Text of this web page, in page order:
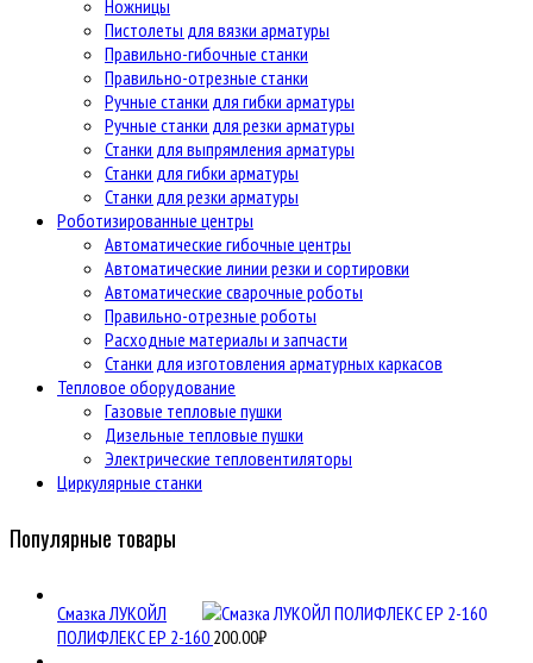
Ножницы
Пистолеты для вязки арматуры
Правильно-гибочные станки
Правильно-отрезные станки
Ручные станки для гибки арматуры
Ручные станки для резки арматуры
Станки для выпрямления арматуры
Станки для гибки арматуры
Станки для резки арматуры
Роботизированные центры
Автоматические гибочные центры
Автоматические линии резки и сортировки
Автоматические сварочные роботы
Правильно-отрезные роботы
Расходные материалы и запчасти
Станки для изготовления арматурных каркасов
Тепловое оборудование
Газовые тепловые пушки
Дизельные тепловые пушки
Электрические тепловентиляторы
Циркулярные станки
Популярные товары
Смазка ЛУКОЙЛ
ПОЛИФЛЕКС ЕР 2-160 200.00₽